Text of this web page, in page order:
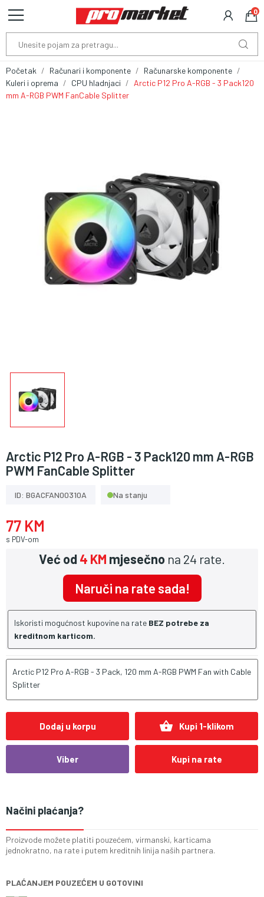
0
Početak Računari i komponente
Računarske komponente
Kuleri i oprema
CPU hladnjaci
Arctic P12 Pro A-RGB - 3 Pack120
mm A-RGB PWM FanCable Splitter
Arctic P12 Pro A-RGB - 3 Pack120 mm A-RGB
PWM FanCable Splitter
ID: BGACFAN00310A Na stanju
77 KM
s PDV-om
Već od4 KM mjesečno na 24 rate.
Naruči na rate sada!
Iskoristi mogućnost kupovine na rate BEZ potrebe za
kreditnom karticom.
Arctic P12 Pro A-RGB - 3 Pack, 120 mm A-RGB PWM Fan with Cable
Splitter
Dodaj u korpu shopping_basket Kupi 1-klikom
Viber Kupi na rate
Načini plaćanja?
Proizvode možete platiti pouzećem, virmanski, karticama
jednokratno, na rate i putem kreditnih linija naših partnera.
PLAĆANJEM POUZEĆEM U GOTOVINI